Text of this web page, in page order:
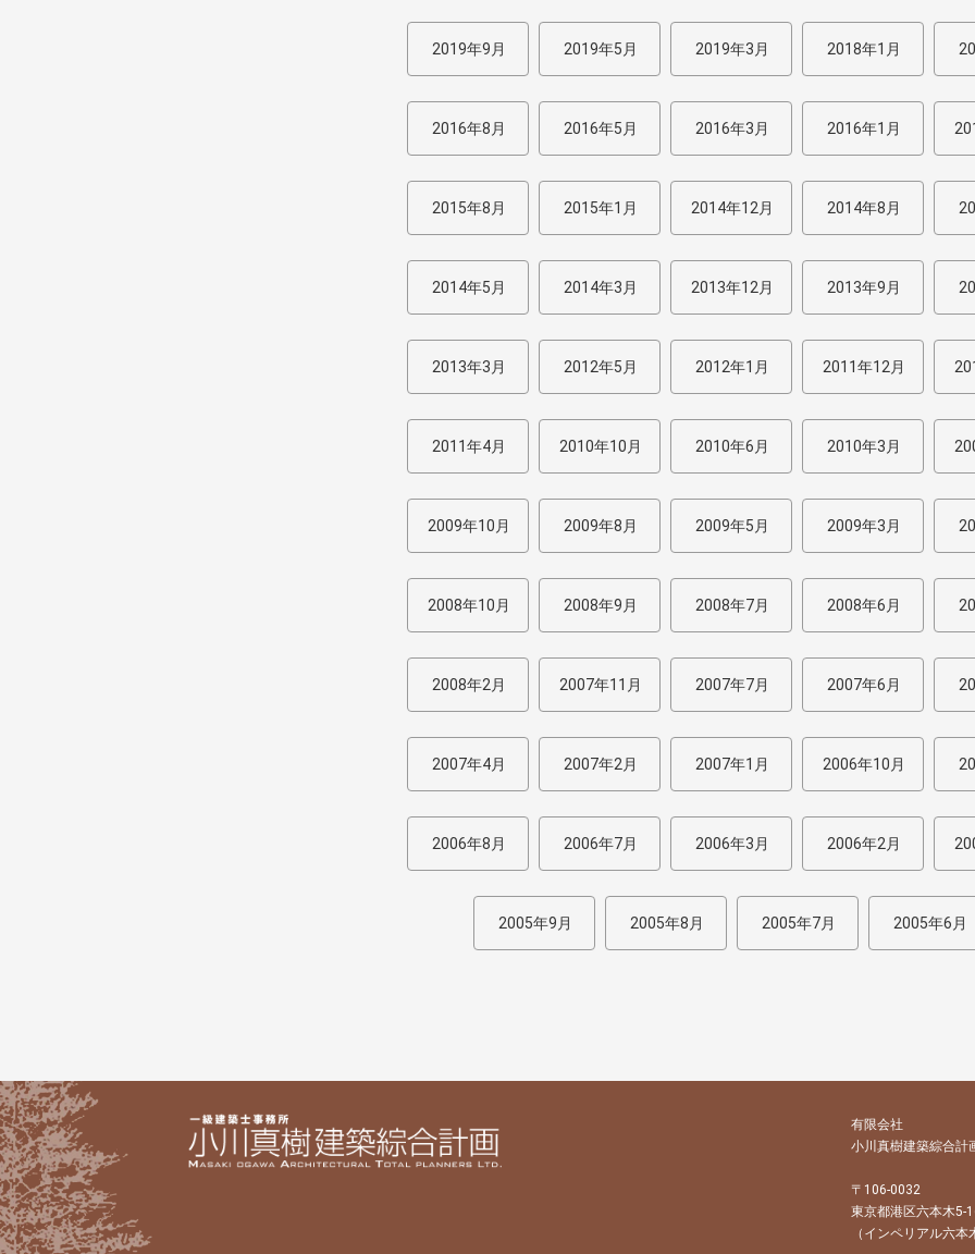
2019年9月 2019年5月 2019年3月 2018年1月
2016年8月 2016年5月 2016年3月 2016年1月
2015年8月 2015年1月 2014年12月 2014年8月
2014年5月 2014年3月 2013年12月 2013年9月
2013年3月 2012年5月 2012年1月 2011年12月
2011年4月 2010年10月 2010年6月 2010年3月
2009年10月 2009年8月 2009年5月 2009年3月
2008年10月 2008年9月 2008年7月 2008年6月
2008年2月 2007年11月 2007年7月 2007年6月
2007年4月 2007年2月 2007年1月 2006年10月
2006年8月 2006年7月 2006年3月 2006年2月
2005年9月 2005年8月 2005年7月 2005年6月
有限会社
小川真樹建築綜合計
〒106-0032
東京都港区六本木5-
（インペリアル六本